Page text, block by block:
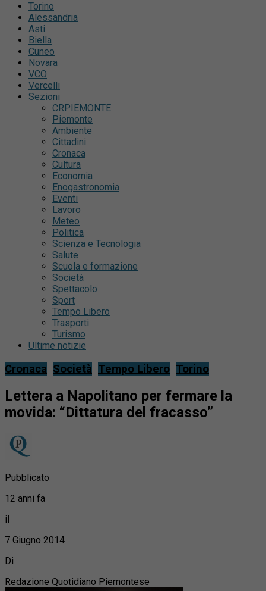
Torino
Alessandria
Asti
Biella
Cuneo
Novara
VCO
Vercelli
Sezioni
CRPIEMONTE
Piemonte
Ambiente
Cittadini
Cronaca
Cultura
Economia
Enogastronomia
Eventi
Lavoro
Meteo
Politica
Scienza e Tecnologia
Salute
Scuola e formazione
Società
Spettacolo
Sport
Tempo Libero
Trasporti
Turismo
Ultime notizie
Cronaca Società Tempo Libero Torino
Lettera a Napolitano per fermare la
movida: “Dittatura del fracasso”
Pubblicato
12 anni fa
il
7 Giugno 2014
Di
Redazione Quotidiano Piemontese